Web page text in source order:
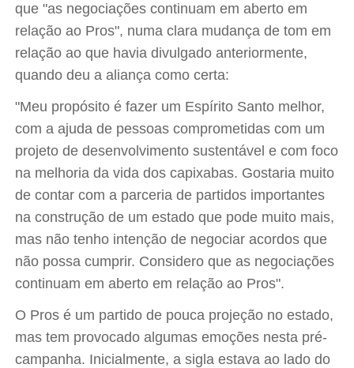
que "as negociações continuam em aberto em
relação ao Pros", numa clara mudança de tom em
relação ao que havia divulgado anteriormente,
quando deu a aliança como certa:
"Meu propósito é fazer um Espírito Santo melhor,
com a ajuda de pessoas comprometidas com um
projeto de desenvolvimento sustentável e com foco
na melhoria da vida dos capixabas. Gostaria muito
de contar com a parceria de partidos importantes
na construção de um estado que pode muito mais,
mas não tenho intenção de negociar acordos que
não possa cumprir. Considero que as negociações
continuam em aberto em relação ao Pros".
O Pros é um partido de pouca projeção no estado,
mas tem provocado algumas emoções nesta pré-
campanha. Inicialmente, a sigla estava ao lado do